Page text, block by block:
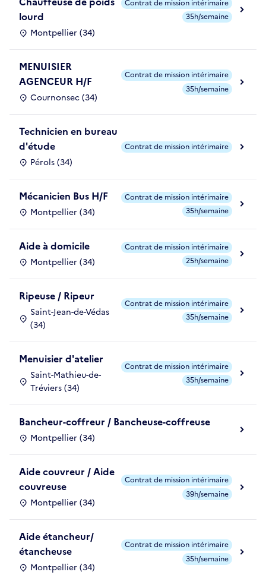
lourd
Montpellier (34)
Contrat de mission intérimaire
35h/semaine
MENUISIER
AGENCEUR H/F
Cournonsec (34)
Contrat de mission intérimaire
35h/semaine
Technicien en bureau
d'étude
Pérols (34)
Contrat de mission intérimaire
Mécanicien Bus H/F
Montpellier (34)
Contrat de mission intérimaire
35h/semaine
Aide à domicile
Montpellier (34)
Contrat de mission intérimaire
25h/semaine
Ripeuse / Ripeur
Saint-Jean-de-Védas
(34)
Contrat de mission intérimaire
35h/semaine
Menuisier d'atelier
Saint-Mathieu-de-
Tréviers (34)
Contrat de mission intérimaire
35h/semaine
Bancheur-coffreur / Bancheuse-coffreuse
Montpellier (34)
Aide couvreur / Aide
couvreuse
Montpellier (34)
Contrat de mission intérimaire
39h/semaine
Aide étancheur/
étancheuse
Montpellier (34)
Contrat de mission intérimaire
35h/semaine